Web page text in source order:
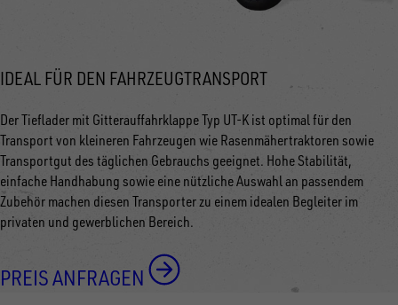
IDEAL FÜR DEN FAHRZEUGTRANSPORT
Der Tieflader mit Gitterauffahrklappe Typ UT-K ist optimal für den
Transport von kleineren Fahrzeugen wie Rasenmähertraktoren sowie
Transportgut des täglichen Gebrauchs geeignet. Hohe Stabilität,
einfache Handhabung sowie eine nützliche Auswahl an passendem
Zubehör machen diesen Transporter zu einem idealen Begleiter im
privaten und gewerblichen Bereich.
PREIS ANFRAGEN